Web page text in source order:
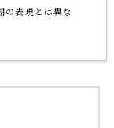
の表現とは異な